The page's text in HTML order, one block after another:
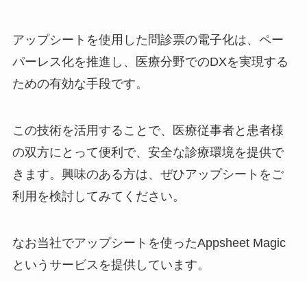
アップシートを使用した問診票の電子化は、ペー
パーレス化を推進し、医療分野でのDXを実現する
ための有効な手段です。
この技術を活用することで、医療従事者と患者様
の双方にとって便利で、安全な診療環境を提供で
きます。興味のある方は、ぜひアップシートをご
利用を検討してみてください。
なお当社でアップシートを使ったAppsheet Magic
というサービスを提供しています。